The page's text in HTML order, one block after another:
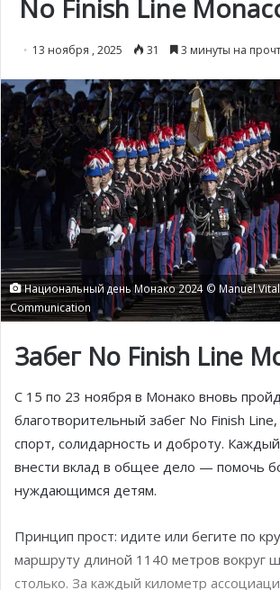
No Finish Line
13 ноября , 2025 31 3 минуты на
Национальный день Монако 2024 © Manuel
Communication
Забег No Finish Line
С 15 по 23 ноября в Монако вновь
благотворительный забег No Finish
спорт, солидарность и доброту.
внести вклад в общее дело — помочь
нуждающимся детям.
Принцип прост: идите или бегите по
маршруту длиной 1140 метров вокруг
столько. За каждый километр